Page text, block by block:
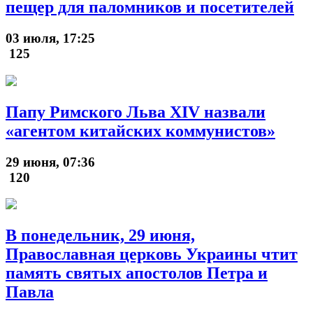
пещер для паломников и посетителей
03 июля, 17:25
125
Папу Римского Льва XIV назвали
«агентом китайских коммунистов»
29 июня, 07:36
120
В понедельник, 29 июня,
Православная церковь Украины чтит
память святых апостолов Петра и
Павла